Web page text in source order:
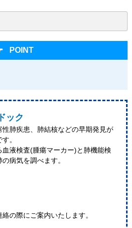
POINT
ック
肺疾患、肺結核などの早期発見が
。
液検査(腫瘍マーカー)と肺機能検
病気を調べます。
の際にご案内いたします。